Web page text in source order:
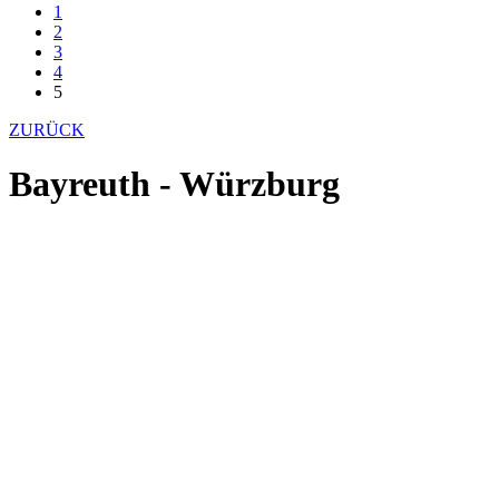
1
2
3
4
5
ZURÜCK
Bayreuth - Würzburg